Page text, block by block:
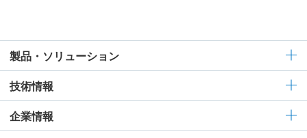
製品・ソリューション
技術情報
企業情報